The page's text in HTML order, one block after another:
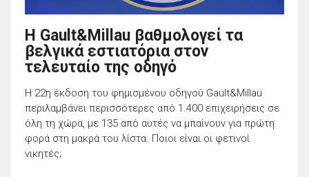
Η Gault&Millau βαθμολογεί τα
βελγικά εστιατόρια στον
τελευταίο της οδηγό
Η 22η έκδοση του φημισμένου οδηγού Gault&Millau
περιλαμβάνει περισσότερες από 1.400 επιχειρήσεις σε
όλη τη χώρα, με 135 από αυτές να μπαίνουν για πρώτη
φορά στη μακρά του λίστα. Ποιοι είναι οι φετινοί
νικητές;